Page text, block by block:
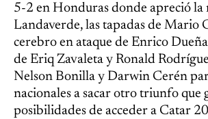
5-2 en Honduras donde apreció la
Landaverde, las tapadas de Mario
cerebro en ataque de Enrico
de Eriq Zavaleta y Ronald
Nelson Bonilla y Darwin Cerén
nacionales a sacar otro triunfo que
posibilidades de acceder a Catar